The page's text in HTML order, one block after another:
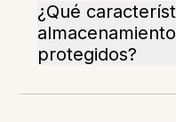
¿Qué
protegidos?